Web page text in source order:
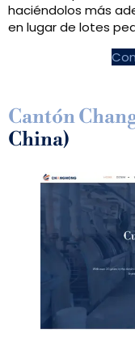
haciéndolos más
en lugar de lotes
Cantón
China)